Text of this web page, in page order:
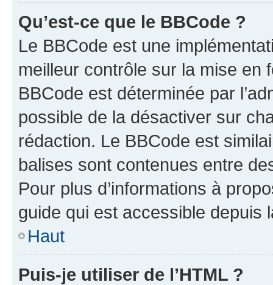
Qu’est-ce que le BBCode ?
Le BBCode est une
meilleur contrôle sur la mise en
BBCode est déterminée par
possible de la désactiver sur
rédaction. Le BBCode est
balises sont contenues entre
Pour plus d’informations à
guide qui est accessible depuis
Haut
Puis-je utiliser de l’HTML ?